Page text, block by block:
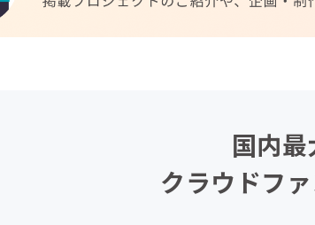
国内
クラウドフ